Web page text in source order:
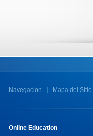
Navegacion Mapa del Sitio
Online Education